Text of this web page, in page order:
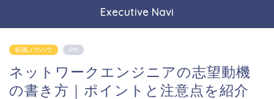
Executive Navi
転職ノウハウ PR
ネットワークエンジニアの志望動機
の書き方｜ポイントと注意点を紹介